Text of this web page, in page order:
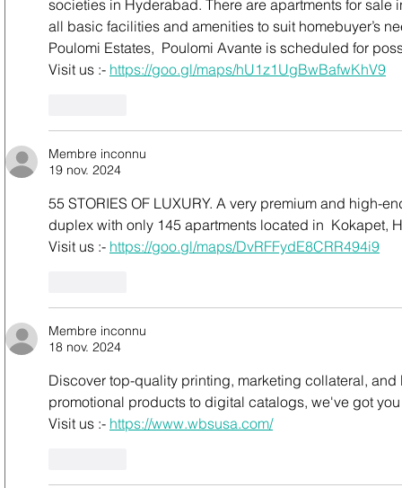
societies in Hyderabad. There are apartments for
all basic facilities and amenities to suit homebuyer’s
Poulomi Estates,  Poulomi Avante is scheduled for
Visit us :- https://goo.gl/maps/hU1z1UgBwBafwKhV9
Membre inconnu
19 nov. 2024
55 STORIES OF LUXURY. A very premium and high-
duplex with only 145 apartments located in  Kokapet,
Visit us :- https://goo.gl/maps/DvRFFydE8CRR494i9
Membre inconnu
18 nov. 2024
Discover top-quality printing, marketing collateral,
promotional products to digital catalogs, we've got
Visit us :- https://www.wbsusa.com/